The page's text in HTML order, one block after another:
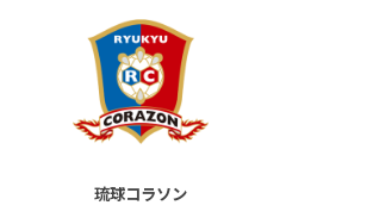
琉球コラソン